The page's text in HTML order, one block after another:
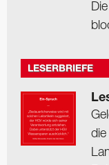
LESERBRIEFE
die